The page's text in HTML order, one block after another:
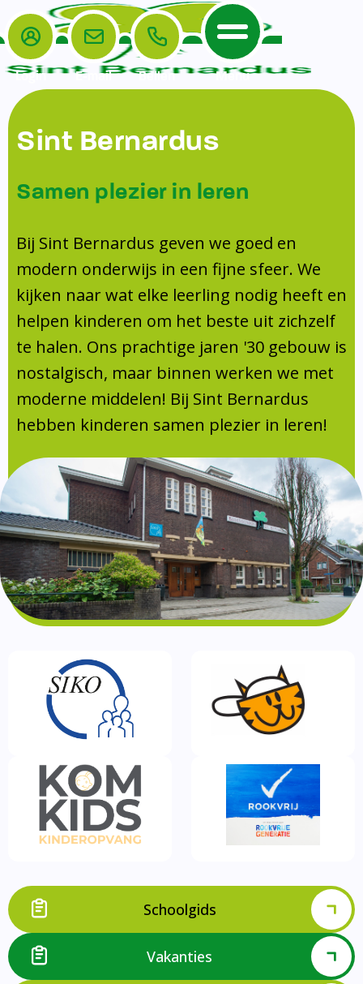
Home
De School
Veiligheidsplan
Onderwijs
Leerlingenraad
Leerlingenzorg
Doorstroomtoets
Jeugdprofessional op school
Centrum Jeugd en Gezin
Schoollogopedie
schoolondersteuningsprofiel
Schooltijden
Absentie
Vakanties
Aanmelden
Schoolgids
Gezonde school
Kinderopvang
BSO
Routebeschrijving
Privacy
Het Team
Ouders
Ouders
TussenSchoolse Opvang (TSO)
Ouderraad (OR)
Medezeggenschapsraad (MR)
Formulieren
Klachtenregeling
Contact
Login E-mail Bellen Menu
Sint Bernardus
Samen plezier in leren
Bij Sint Bernardus geven we goed en
modern onderwijs in een fijne sfeer. We
kijken naar wat elke leerling nodig heeft en
helpen kinderen om het beste uit zichzelf
te halen. Ons prachtige jaren '30 gebouw is
nostalgisch, maar binnen werken we met
moderne middelen! Bij Sint Bernardus
hebben kinderen samen plezier in leren!
Schoolgids
Vakanties